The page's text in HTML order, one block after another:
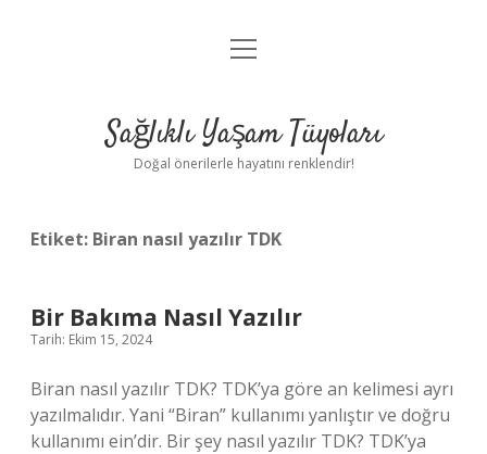
Anasayfa
Yasal Uyarı
menüyü
Sağlıklı Yaşam Tüyoları
Doğal önerilerle hayatını renklendir!
Etiket: Biran nasıl yazılır TDK
Bir Bakıma Nasıl Yazılır
Tarih: Ekim 15, 2024
Biran nasıl yazılır TDK? TDK’ya göre an kelimesi ayrı
yazılmalıdır. Yani “Biran” kullanımı yanlıştır ve doğru
kullanımı ein’dir. Bir şey nasıl yazılır TDK? TDK’ya